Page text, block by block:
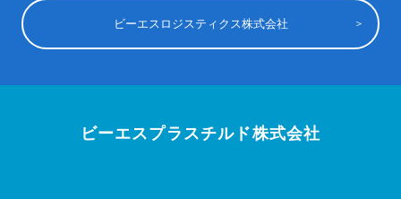
ビーエスロジスティクス株式会社
ビーエスプラスチルド株式会社